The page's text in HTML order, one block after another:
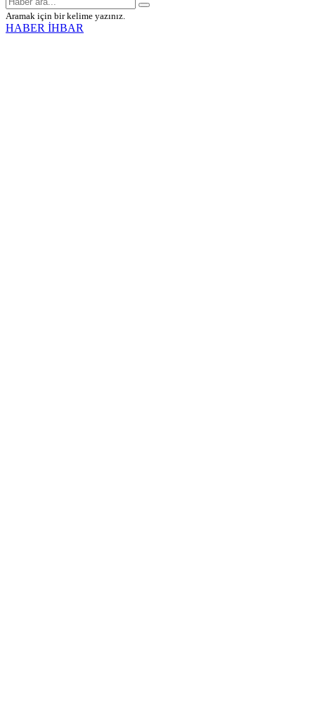
Aramak için bir kelime yazınız.
HABER İHBAR